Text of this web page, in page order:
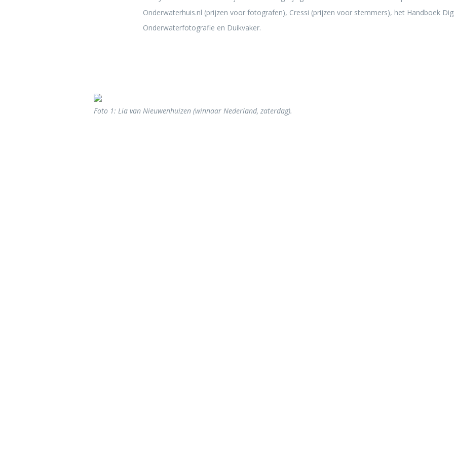
Onderwaterhuis.nl (prijzen voor fotografen), Cressi (prijzen voor stemmers), het Handboek
Onderwaterfotografie en Duikvaker.
Foto 1: Lia van Nieuwenhuizen (winnaar Nederland, zaterdag).